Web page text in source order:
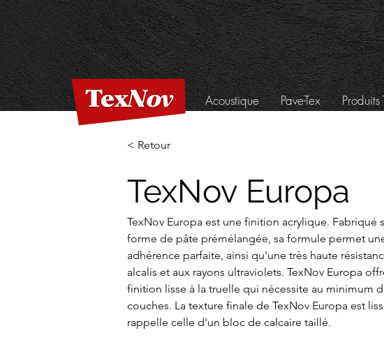
Acoustique Pave-Tex Produits
< Retour
TexNov Europa
TexNov Europa est une finition acrylique. Fabriqué
forme de pâte prémélangée, sa formule permet
adhérence parfaite, ainsi qu'une très haute
alcalis et aux rayons ultraviolets. TexNov Europa
finition lisse à la truelle qui nécessite au minimum
couches. La texture finale de TexNov Europa est
rappelle celle d'un bloc de calcaire taillé.